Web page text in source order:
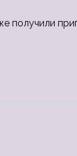
получили